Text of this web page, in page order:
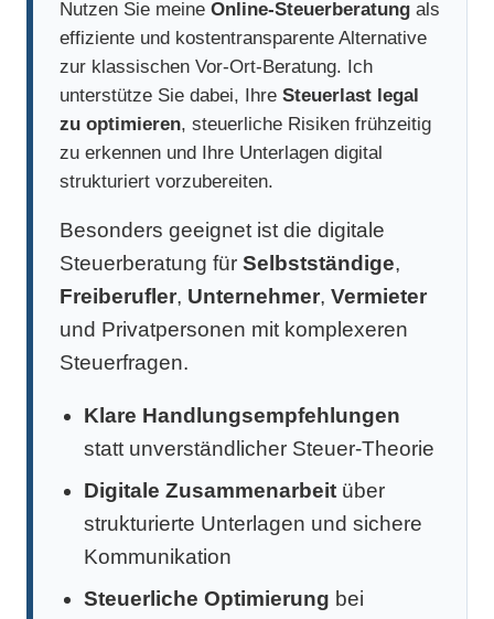
Nutzen Sie meine Online-Steuerberatung als
effiziente und kostentransparente Alternative
zur klassischen Vor-Ort-Beratung. Ich
unterstütze Sie dabei, Ihre Steuerlast legal
zu optimieren, steuerliche Risiken frühzeitig
zu erkennen und Ihre Unterlagen digital
strukturiert vorzubereiten.
Besonders geeignet ist die digitale
Steuerberatung für Selbstständige,
Freiberufler, Unternehmer, Vermieter
und Privatpersonen mit komplexeren
Steuerfragen.
Klare Handlungsempfehlungen
statt unverständlicher Steuer-Theorie
Digitale Zusammenarbeit über
strukturierte Unterlagen und sichere
Kommunikation
Steuerliche Optimierung bei